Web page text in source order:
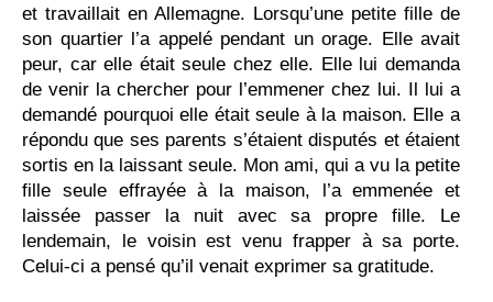
et travaillait en Allemagne. Lorsqu’une petite fille de
son quartier l’a appelé pendant un orage. Elle avait
peur, car elle était seule chez elle. Elle lui demanda
de venir la chercher pour l’emmener chez lui. Il lui a
demandé pourquoi elle était seule à la maison. Elle a
répondu que ses parents s’étaient disputés et étaient
sortis en la laissant seule. Mon ami, qui a vu la petite
fille seule effrayée à la maison, l’a emmenée et
laissée passer la nuit avec sa propre fille. Le
lendemain, le voisin est venu frapper à sa porte.
Celui-ci a pensé qu’il venait exprimer sa gratitude.